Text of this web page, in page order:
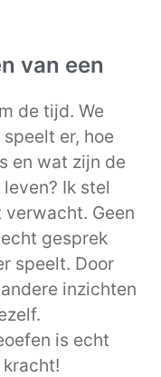
van een
de tijd. We
er, hoe
en wat zijn de
Ik stel
Geen
gesprek
speelt. Door
inzichten
is echt
kracht!